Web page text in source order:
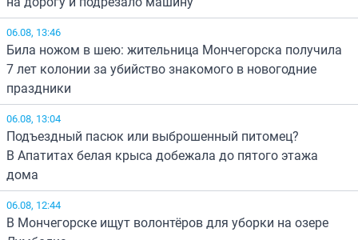
06.08, 13:46
Била ножом в шею: жительница Мончегорска получила
7 лет колонии за убийство знакомого в новогодние
праздники
06.08, 13:04
Подъездный пасюк или выброшенный питомец?
В Апатитах белая крыса добежала до пятого этажа
дома
06.08, 12:44
В Мончегорске ищут волонтёров для уборки на озере